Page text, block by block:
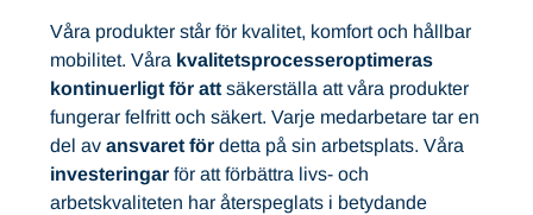
Våra produkter står för kvalitet, komfort och hållbar
mobilitet. Våra kvalitetsprocesseroptimeras
kontinuerligt för att säkerställa att våra produkter
fungerar felfritt och säkert. Varje medarbetare tar en
del av ansvaret för detta på sin arbetsplats. Våra
investeringar för att förbättra livs- och
arbetskvaliteten har återspeglats i betydande